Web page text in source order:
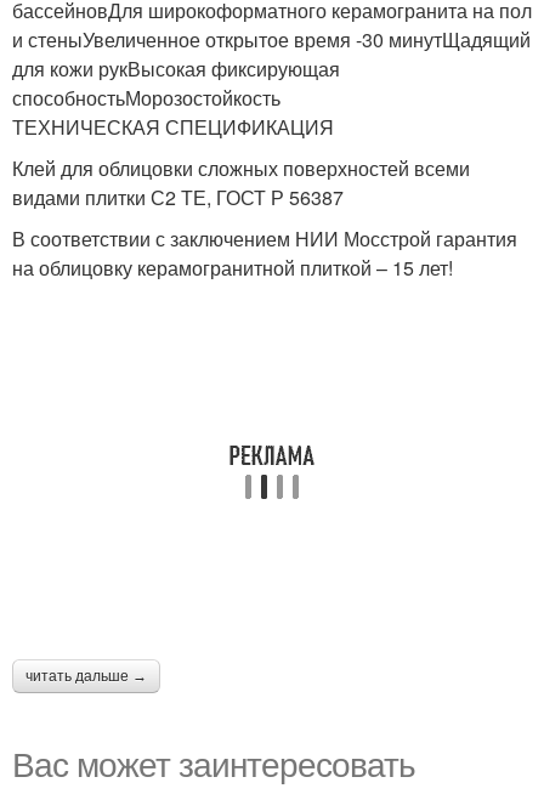
бассейновДля широкоформатного керамогранита на пол
и стеныУвеличенное открытое время -30 минутЩадящий
для кожи рукВысокая фиксирующая
способностьМорозостойкость
ТЕХНИЧЕСКАЯ СПЕЦИФИКАЦИЯ
Клей для облицовки сложных поверхностей всеми
видами плитки С2 ТЕ, ГОСТ Р 56387
В соответствии с заключением НИИ Мосстрой гарантия
на облицовку керамогранитной плиткой – 15 лет!
читать дальше →
Вас может заинтересовать